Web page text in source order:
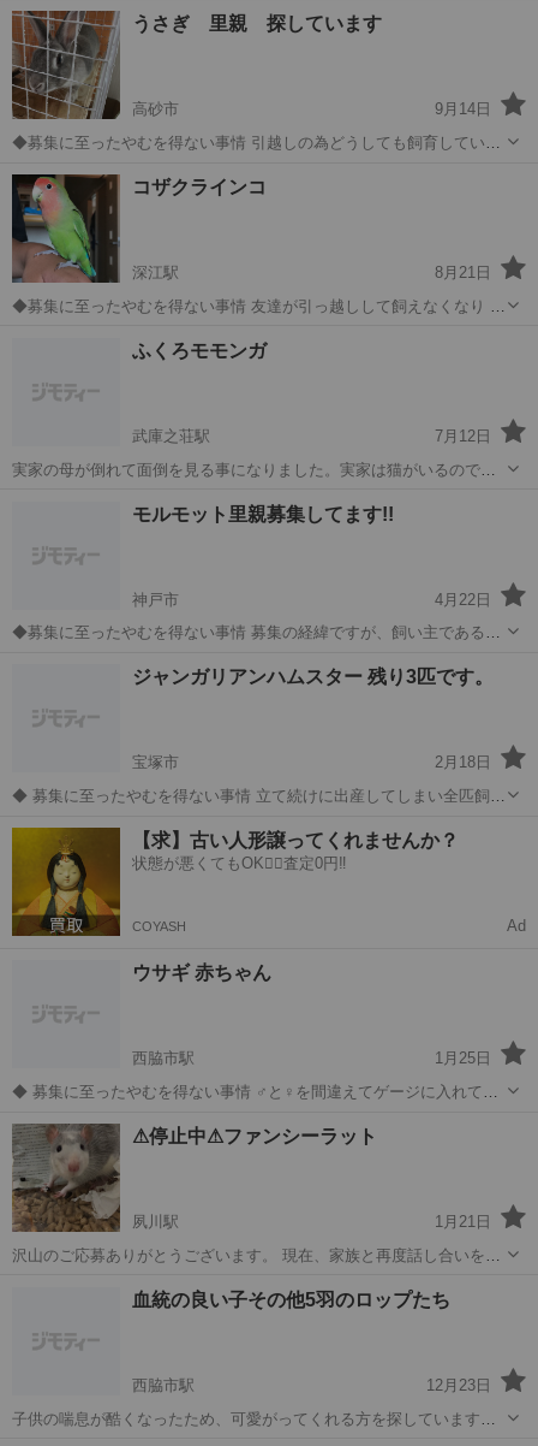
す。 健康状態良好。 子供が産まれて全然構ってあげられなくなり、部
屋んぽもさせてやれないので可...
兵庫 加古川市 その他 ネザーランドドワーフ
うさぎ 里親 探しています
高砂市
9月14日
◆募集に至ったやむを得ない事情 引越しの為どうしても飼育していく
抱っこすると噛みつくことがあります。 夜はケージの中で暴れている
事もありま...
兵庫 高砂市 その他
コザクラインコ
深江駅
8月21日
◆募集に至ったやむを得ない事情 友達が引っ越しして飼えなくなり う
方を探してます。 人馴れしてます。 性格はおとなしい。 夜は静かに
深江駅 その他
ふくろモモンガ
武庫之荘駅
7月12日
実家の母が倒れて面倒を見る事になりました。実家は猫がいるのでモ
クチン接種、手術は、していません オス1匹2歳 メス1匹2歳
武庫之荘駅 その他 モモンガ
モルモット里親募集してます!!
神戸市
4月22日
◆募集に至ったやむを得ない事情 募集の経緯ですが、飼い主である私
になってしまったため、里親を募集致します。 ·基本的には、臆病なの
で隠れています。 ·エサも...
その他 モルモット
ジャンガリアンハムスター 残り3匹です。
宝塚市
2月18日
◆ 募集に至ったやむを得ない事情 立て続けに出産してしまい全匹飼う
れ以上増えないようにしております。 ◆ 性格や特徴 活発で元気に動
き回ります。 人懐こく...
兵庫 宝塚市 その他 去勢手術
【求】古い人形譲ってくれませんか？
状態が悪くてもOK🙆‍♀️査定0円‼️
COYASH Ad
ウサギ 赤ちゃん
西脇市駅
1月25日
◆ 募集に至ったやむを得ない事情 ♂と♀を間違えてゲージに入れてし
ヤー4ヶ月も一緒に出します。 ◆ 性格や特徴 皆おっとりした元気物で
す！ ◆ 健...
兵庫 西脇市 西脇市駅
⚠︎停止中⚠︎ファンシーラット
夙川駅
1月21日
沢山のご応募ありがとうございます。 現在、家族と再度話し合いをし
ます。 我が家でお迎えできる結果となる事を願っていますが、 やむを
夙川駅 その他 梅田
血統の良い子その他5羽のロップたち
西脇市駅
12月23日
子供の喘息が酷くなったため、可愛がってくれる方を探しています。